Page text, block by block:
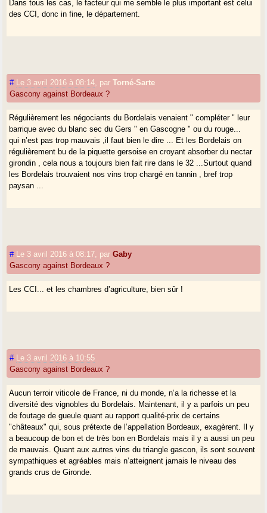
Dans tous les cas, le facteur qui me semble le plus important est celui
des CCI, donc in fine, le département.
# Le 3 avril 2016 à 08:14 parTorné-Sarte
Gascony against Bordeaux ?
Régulièrement les négociants du Bordelais venaient " compléter " leur
barrique avec du blanc sec du Gers " en Gascogne " ou du rouge...
qui n’est pas trop mauvais ,il faut bien le dire ... Et les Bordelais on
régulièrement bu de la piquette gersoise en croyant absorber du nectar
girondin , cela nous a toujours bien fait rire dans le 32 ...Surtout quand
les Bordelais trouvaient nos vins trop chargé en tannin , bref trop
paysan ...
# Le 3 avril 2016 à 08:17 parGaby
Gascony against Bordeaux ?
Les CCI... et les chambres d’agriculture, bien sûr !
#
Le 3 avril 2016 à 10:55
Gascony against Bordeaux ?
Aucun terroir viticole de France, ni du monde, n’a la richesse et la
diversité des vignobles du Bordelais. Maintenant, il y a parfois un peu
de foutage de gueule quant au rapport qualité-prix de certains
"châteaux" qui, sous prétexte de l’appellation Bordeaux, exagèrent. Il y
a beaucoup de bon et de très bon en Bordelais mais il y a aussi un peu
de mauvais. Quant aux autres vins du triangle gascon, ils sont souvent
sympathiques et agréables mais n’atteignent jamais le niveau des
grands crus de Gironde.